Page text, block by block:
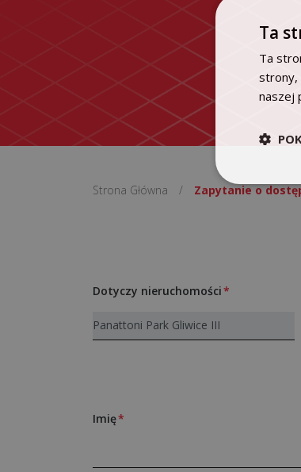
Strona Główna / Zapytanie o
Dotyczy nieruchomości
Imię
Ta
Ta
strony,
naszej